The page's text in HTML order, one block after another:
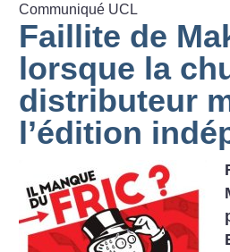
Communiqué UCL
Faillite de
lorsque la
distributeur
l’édition